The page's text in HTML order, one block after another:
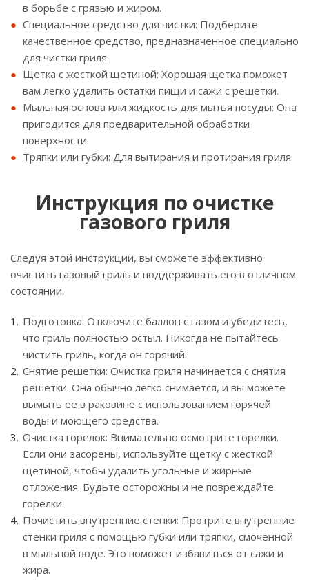
в борьбе с грязью и жиром.
Специальное средство для чистки: Подберите
качественное средство, предназначенное специально
для чистки гриля.
Щетка с жесткой щетиной: Хорошая щетка поможет
вам легко удалить остатки пищи и сажи с решетки.
Мыльная основа или жидкость для мытья посуды: Она
пригодится для предварительной обработки
поверхности.
Тряпки или губки: Для вытирания и протирания гриля.
Инструкция по очистке
газового гриля
Следуя этой инструкции, вы сможете эффективно
очистить газовый гриль и поддерживать его в отличном
состоянии.
Подготовка: Отключите баллон с газом и убедитесь,
что гриль полностью остыл. Никогда не пытайтесь
чистить гриль, когда он горячий.
Снятие решетки: Очистка гриля начинается с снятия
решетки. Она обычно легко снимается, и вы можете
вымыть ее в раковине с использованием горячей
воды и моющего средства.
Очистка горелок: Внимательно осмотрите горелки.
Если они засорены, используйте щетку с жесткой
щетиной, чтобы удалить угольные и жирные
отложения. Будьте осторожны и не повреждайте
горелки.
Почистить внутренние стенки: Протрите внутренние
стенки гриля с помощью губки или тряпки, смоченной
в мыльной воде. Это поможет избавиться от сажи и
жира.